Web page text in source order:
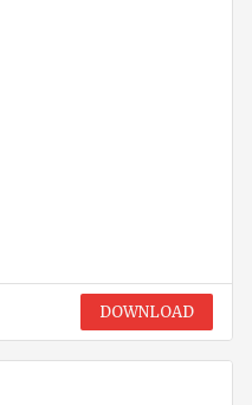
DOWNLOAD